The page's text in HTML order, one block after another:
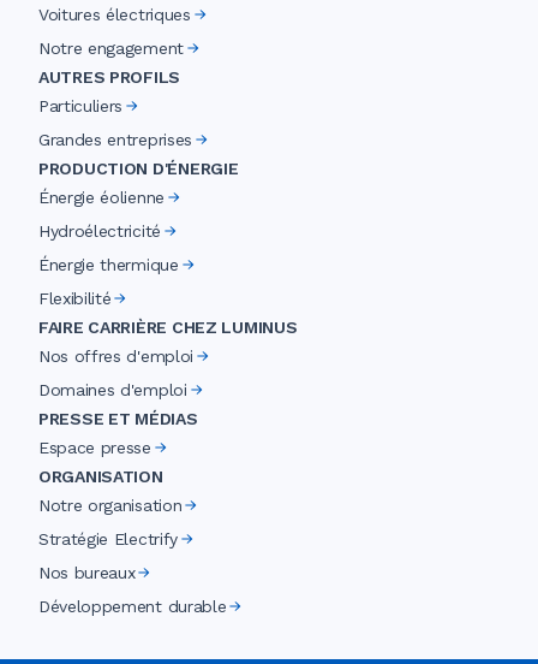
Voitures électriques
Notre engagement
AUTRES PROFILS
Particuliers
Grandes entreprises
PRODUCTION D'ÉNERGIE
Énergie éolienne
Hydroélectricité
Énergie thermique
Flexibilité
FAIRE CARRIÈRE CHEZ LUMINUS
Nos offres d'emploi
Domaines d'emploi
PRESSE ET MÉDIAS
Espace presse
ORGANISATION
Notre organisation
Stratégie Electrify
Nos bureaux
Développement durable